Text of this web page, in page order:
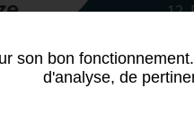
12,
Mentions légales
son bon
d'analyse, de